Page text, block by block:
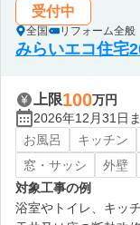
受付中
全国 リフォーム全般
みらいエコ住宅
上限100万円
2026年12月31日
お風呂
キッチン
窓・サッシ
外壁
対象工事の例
浴室やトイレ、キッ